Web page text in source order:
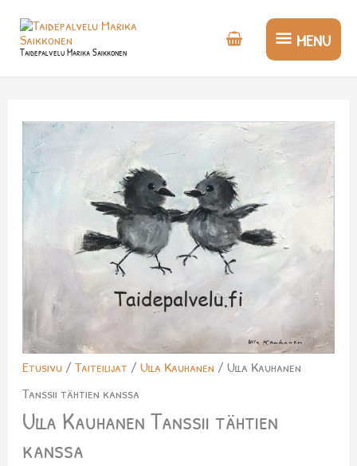
sisältöön
Taidepalvelu Marika Saikkonen
MENU
MENU
Etusivu/ Taiteilijat / Ulla Kauhanen / Ulla Kauhanen
Tanssii tähtien kanssa
Ulla Kauhanen Tanssii tähtien
kanssa